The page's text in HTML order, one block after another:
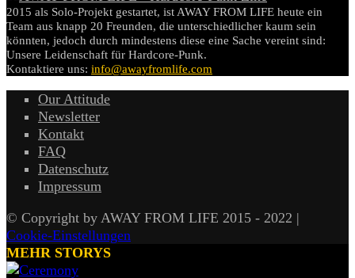
2015 als Solo-Projekt gestartet, ist AWAY FROM LIFE heute ein
Team aus knapp 20 Freunden, die unterschiedlicher kaum sein
könnten, jedoch durch mindestens diese eine Sache vereint sind:
Unsere Leidenschaft für Hardcore-Punk.
Kontaktiere uns: info@awayfromlife.com
Our Attitude
Newsletter
Kontakt
FAQ
Datenschutz
Impressum
© Copyright by AWAY FROM LIFE 2015 - 2022 |
Cookie-Einstellungen
MEHR STORYS